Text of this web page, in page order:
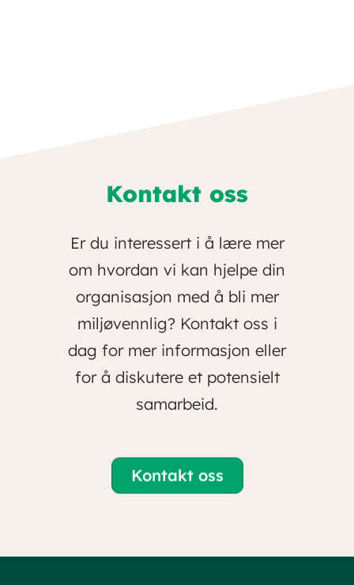
Kontakt oss
Er du interessert i å lære mer
om hvordan vi kan hjelpe din
organisasjon med å bli mer
miljøvennlig? Kontakt oss i
dag for mer informasjon eller
for å diskutere et potensielt
samarbeid.
Kontakt oss